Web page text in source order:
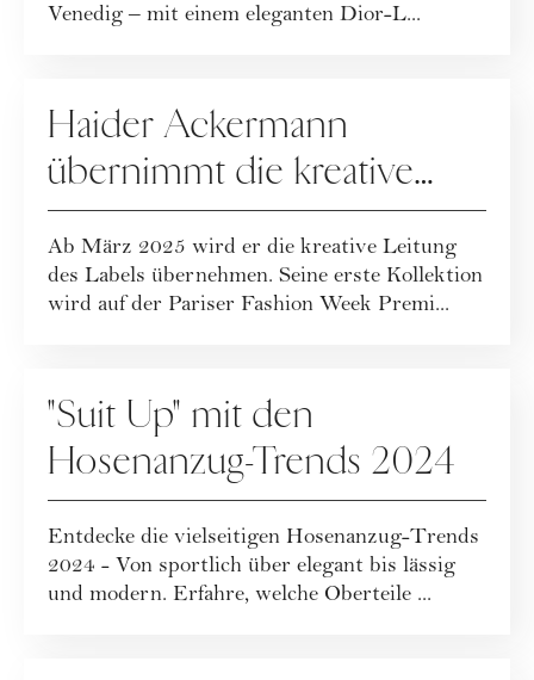
Venedig – mit einem eleganten Dior-L...
Haider Ackermann
übernimmt die kreative
Leitung bei TOM FORD
Ab März 2025 wird er die kreative Leitung
des Labels übernehmen. Seine erste Kollektion
wird auf der Pariser Fashion Week Premi...
"Suit Up" mit den
Hosenanzug-Trends 2024
Entdecke die vielseitigen Hosenanzug-Trends
2024 - Von sportlich über elegant bis lässig
und modern. Erfahre, welche Oberteile ...